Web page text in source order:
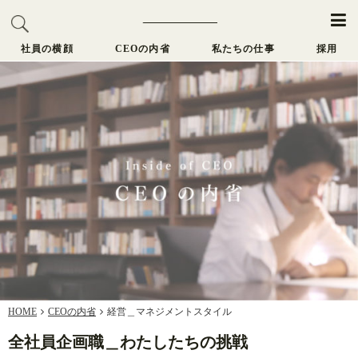
社員の横顔 CEOの内省 私たちの仕事 採用
HOME CEOの内省 経営＿マネジメントスタイル
全社員企画職＿わたしたちの挑戦